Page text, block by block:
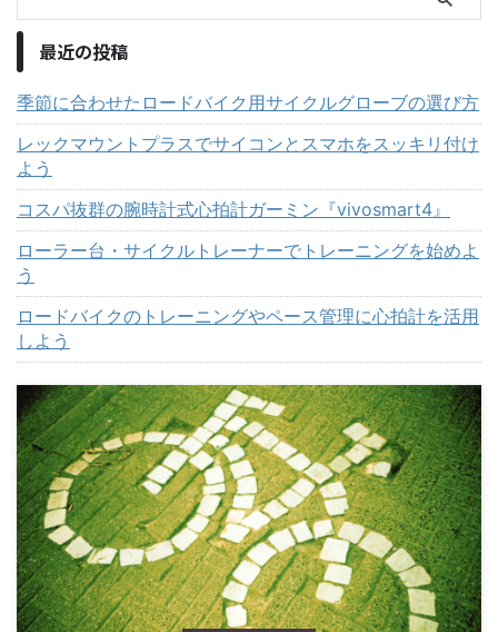
最近の投稿
季節に合わせたロードバイク用サイクルグローブの選び方
レックマウントプラスでサイコンとスマホをスッキリ付け
よう
コスパ抜群の腕時計式心拍計ガーミン『vivosmart4』
ローラー台・サイクルトレーナーでトレーニングを始めよ
う
ロードバイクのトレーニングやペース管理に心拍計を活用
しよう